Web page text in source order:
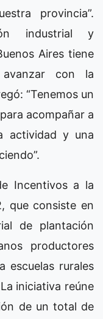
provincia”.
industrial y
Aires tiene
con la
“Tenemos un
acompañar a
actividad y una
Incentivos a la
que consiste en
de plantación
productores
escuelas rurales
iniciativa reúne
de un total de